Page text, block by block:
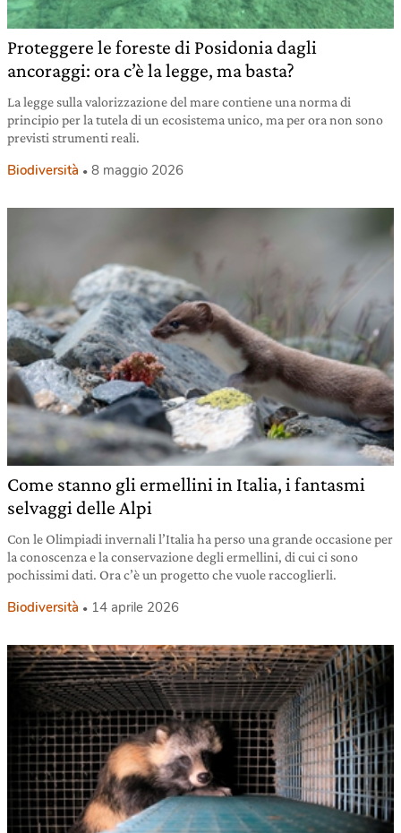
Proteggere le foreste di Posidonia dagli
ancoraggi: ora c’è la legge, ma basta?
La legge sulla valorizzazione del mare contiene una norma di
principio per la tutela di un ecosistema unico, ma per ora non sono
previsti strumenti reali.
Biodiversità 8 maggio 2026
Come stanno gli ermellini in Italia, i fantasmi
selvaggi delle Alpi
Con le Olimpiadi invernali l’Italia ha perso una grande occasione per
la conoscenza e la conservazione degli ermellini, di cui ci sono
pochissimi dati. Ora c’è un progetto che vuole raccoglierli.
Biodiversità 14 aprile 2026